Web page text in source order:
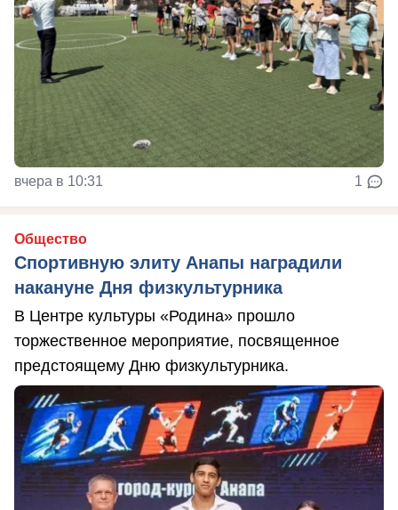
вчера в 10:31 1
Общество
Спортивную элиту Анапы наградили
накануне Дня физкультурника
В Центре культуры «Родина» прошло
торжественное мероприятие, посвященное
предстоящему Дню физкультурника.